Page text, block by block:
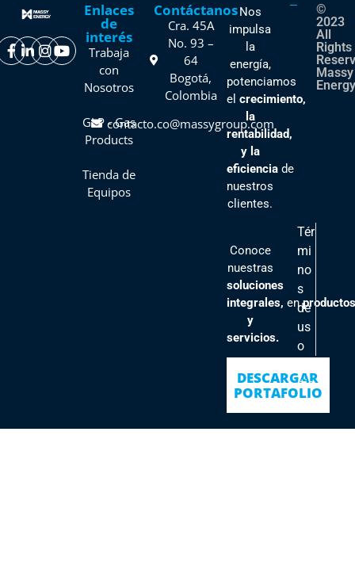
Enlaces
de
interés
Trabaja
con
Nosotros
GLP - Gas
Products
Tienda de
Equipos
Contáctanos
Cra. 45A
No. 93 –
64
Bogotá,
Colombia
contacto.co@massygroup.com
Nos
impulsa
la
energía,
potenciamos
el crecimiento,
la
rentabilidad,
y la
eficienciade
nuestros
clientes.
Conoce
nuestras
soluciones
integrales, enproductos
y
servicios.
DESCARGAR
PORTAFOLIO
©
2023
All
Rights
Massy
Tér
mi
no
s
de
us
o
ític
as